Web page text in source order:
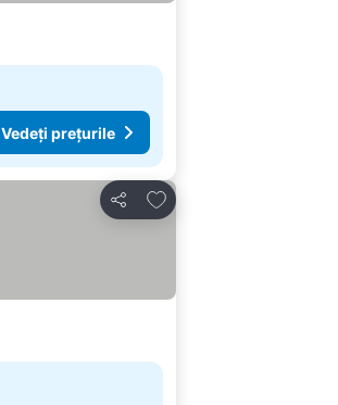
Vedeți prețurile
Distribuiți
Adăugaţi la favorite